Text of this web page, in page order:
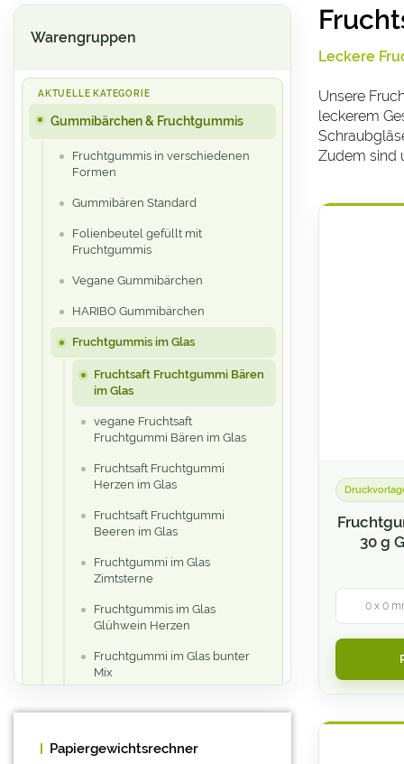
Warengruppen
Gummibärchen & Fruchtgummis
Fruchtgummis in verschiedenen
Formen
Gummibären Standard
Folienbeutel gefüllt mit
Fruchtgummis
Vegane Gummibärchen
HARIBO Gummibärchen
Fruchtgummis im Glas
Fruchtsaft Fruchtgummi Bären
im Glas
vegane Fruchtsaft
Fruchtgummi Bären im Glas
Fruchtsaft Fruchtgummi
Herzen im Glas
Fruchtsaft Fruchtgummi
Beeren im Glas
Fruchtgummi im Glas
Zimtsterne
Fruchtgummis im Glas
Glühwein Herzen
Fruchtgummi im Glas bunter
Mix
Fruchtgummikonfekt
Papiergewichtsrechner
Leckere
Unsere
leckerem
Zudem sind
30 g
0 x 0